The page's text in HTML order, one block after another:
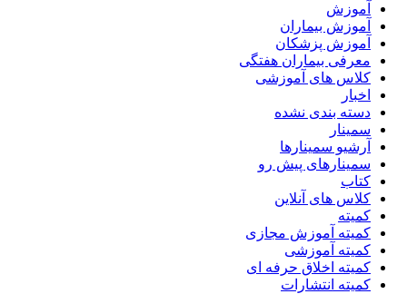
آموزش
آموزش بیماران
آموزش پزشکان
معرفی بیماران هفتگی
کلاس های آموزشی
اخبار
دسته بندی نشده
سمینار
آرشیو سمینارها
سمینارهای پیش رو
کتاب
کلاس های آنلاین
کمیته
کمیته آموزش مجازی
کمیته آموزشی
کمیته اخلاق حرفه ای
کمیته انتشارات